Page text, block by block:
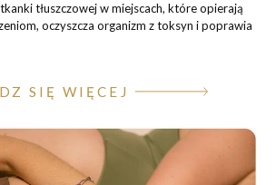
tłuszczowej w miejscach, które opierają
oczyszcza organizm z toksyn i poprawia
SIĘ WIĘCEJ